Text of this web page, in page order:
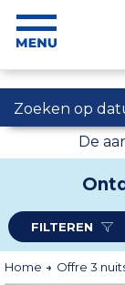
Zoeken op
De
FILTEREN
Home Offre 3